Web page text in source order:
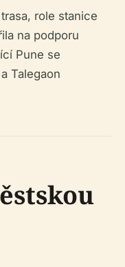
role stanice
na podporu
Pune se
Talegaon